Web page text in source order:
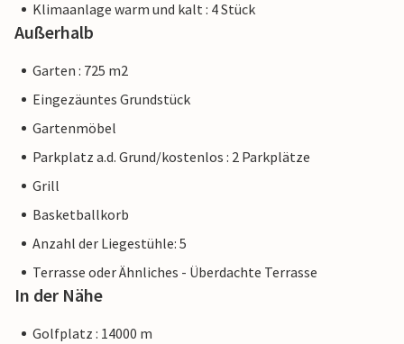
Klimaanlage warm und kalt : 4 Stück
Außerhalb
Garten : 725 m2
Eingezäuntes Grundstück
Gartenmöbel
Parkplatz a.d. Grund/kostenlos : 2 Parkplätze
Grill
Basketballkorb
Anzahl der Liegestühle: 5
Terrasse oder Ähnliches - Überdachte Terrasse
In der Nähe
Golfplatz : 14000 m